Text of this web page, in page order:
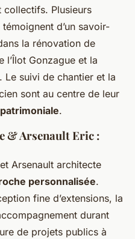
collectifs. Plusieurs
d’un savoir-
la rénovation de
l’Îlot Gonzague et la
. Le suivi de chantier et la
sont au centre de leur
.
& Arsenault Eric :
Arsenault architecte
personnalisée.
fine d’extensions, la
durant
de projets publics à